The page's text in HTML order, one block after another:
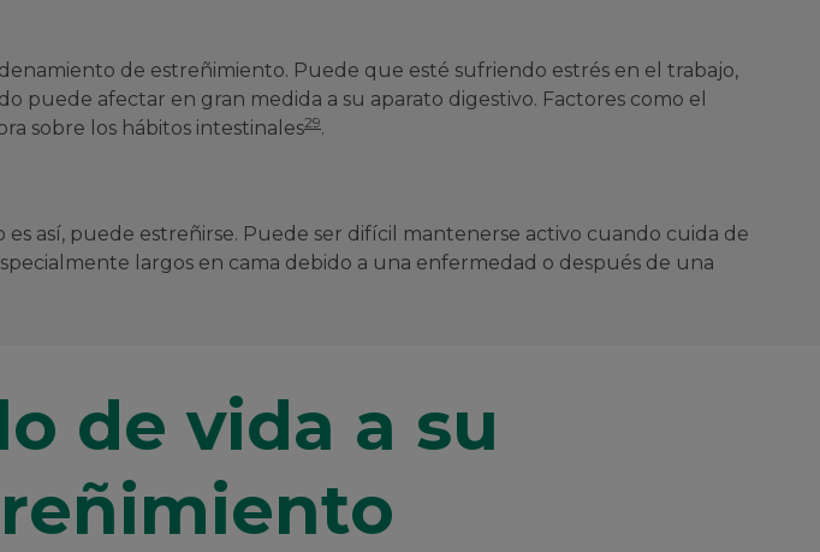
de estreñimiento. Puede que esté sufriendo estrés en el trabajo,
afectar en gran medida a su aparato digestivo. Factores como el
sobre los hábitos intestinales29.
así, puede estreñirse. Puede ser difícil mantenerse activo cuando cuida de
largos en cama debido a una enfermedad o después de una
de vida a su